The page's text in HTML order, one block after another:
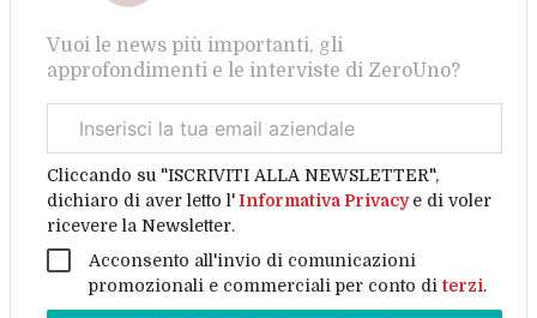
Vuoi le news più importanti, gli
approfondimenti e le interviste di ZeroUno?
aziendale
Cliccando su "ISCRIVITI ALLA NEWSLETTER",
dichiaro di aver letto l'Informativa Privacye di voler
ricevere la Newsletter.
Acconsento all'invio di comunicazioni
promozionali e commerciali per conto diterzi.